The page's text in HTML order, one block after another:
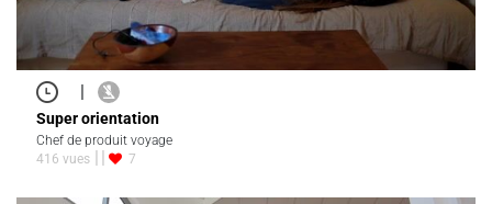
|
Super orientation
Chef de produit voyage
416 vues
7